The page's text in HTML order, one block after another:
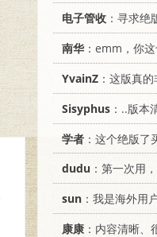
电子管收 ：寻求绝
南华：emm，你
YvainZ ：这版真
Sisyphus ：..版本清晰
学者 ：这个绝版了
dudu ：第一次用
sun ：我是海外用户
康康 ：内容清晰